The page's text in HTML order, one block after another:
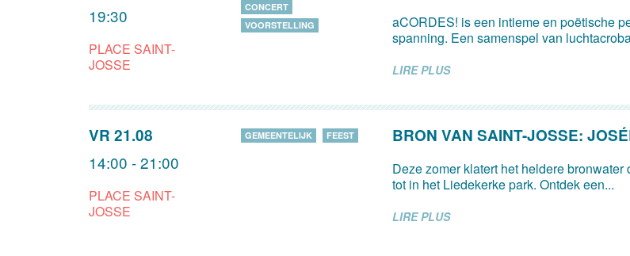
19:30
PLACE SAINT-
JOSSE
CONCERT
VOORSTELLING
aCORDES! is een intieme en poëtische
spanning. Een samenspel van
LIRE PLUS
VR 21.08
14:00 - 21:00
PLACE SAINT-
JOSSE
GEMEENTELIJK FEEST BRON VAN SAINT-JOSSE:
Deze zomer klatert het heldere
tot in het Liedekerke park. Ontdek een...
LIRE PLUS